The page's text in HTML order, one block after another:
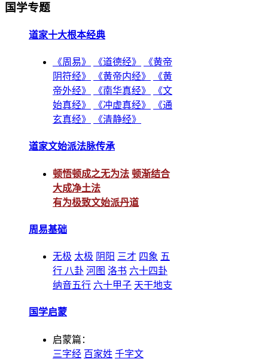
国学专题
道家十大根本经典
《周易》 《道德经》
《黄帝
阴符经》
《黄帝内经》
《黄
帝外经》
《南华真经》
《文
始真经》
《冲虚真经》
《通
玄真经》
《清静经》
道家文始派法脉传承
顿悟顿成之无为法 顿渐结合
大成净土法
有为极致文始派丹道
周易基础
无极 太极 阴阳 三才 四象 五
行 八卦 河图 洛书 六十四卦
纳音五行 六十甲子 天干地支
国学启蒙
启蒙篇：
三字经 百家姓 千字文